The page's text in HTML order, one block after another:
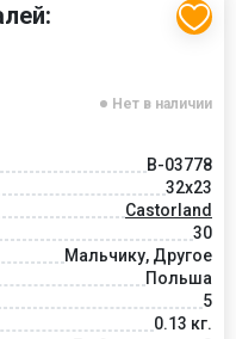
Нет в наличии
В-03778
32x23
Castorland
30
Мальчику, Другое
Польша
5
0.13 кг.